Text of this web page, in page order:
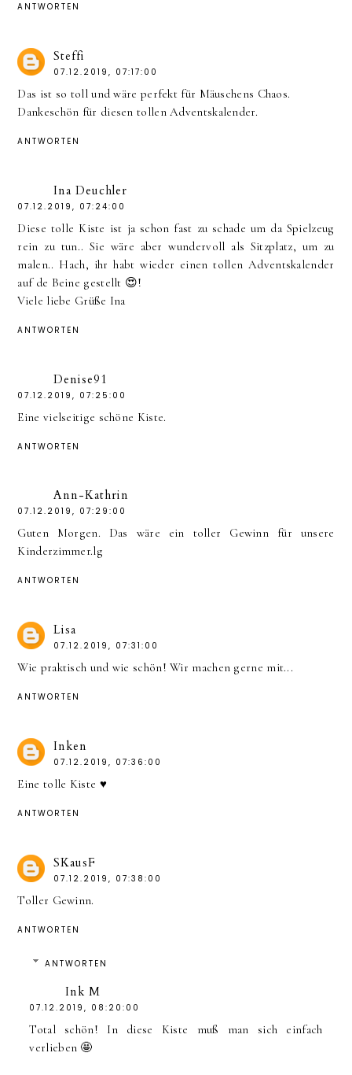
ANTWORTEN
Steffi
07.12.2019, 07:17:00
Das ist so toll und wäre perfekt für Mäuschens Chaos.
Dankeschön für diesen tollen Adventskalender.
ANTWORTEN
Ina Deuchler
07.12.2019, 07:24:00
Diese tolle Kiste ist ja schon fast zu schade um da Spielzeug
rein zu tun.. Sie wäre aber wundervoll als Sitzplatz, um zu
malen.. Hach, ihr habt wieder einen tollen Adventskalender
auf de Beine gestellt 😍!
Viele liebe Grüße Ina
ANTWORTEN
Denise91
07.12.2019, 07:25:00
Eine vielseitige schöne Kiste.
ANTWORTEN
Ann-Kathrin
07.12.2019, 07:29:00
Guten Morgen. Das wäre ein toller Gewinn für unsere
Kinderzimmer.lg
ANTWORTEN
Lisa
07.12.2019, 07:31:00
Wie praktisch und wie schön! Wir machen gerne mit...
ANTWORTEN
Inken
07.12.2019, 07:36:00
Eine tolle Kiste ♥️
ANTWORTEN
SKausF
07.12.2019, 07:38:00
Toller Gewinn.
ANTWORTEN
ANTWORTEN
Ink M
07.12.2019, 08:20:00
Total schön! In diese Kiste muß man sich einfach
verlieben 🤩